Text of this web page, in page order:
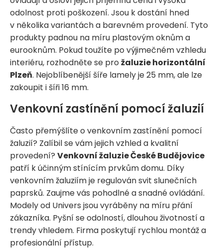
odolnost proti poškození. Jsou k dostání hned
v několika variantách a barevném provedení. Tyto
produkty padnou na míru plastovým oknům a
eurooknům. Pokud toužíte po výjimečném vzhledu
interiéru, rozhodněte se pro žaluzie horizontální
Plzeň. Nejoblíbenější šíře lamely je 25 mm, ale lze
zakoupit i šíři 16 mm.
Venkovní zastínění pomocí žaluzií
Často přemýšlíte o venkovním zastínění pomocí
žaluzií? Zalíbil se vám jejich vzhled a kvalitní
provedení? Venkovní žaluzie České Budějovice
patří k účinným stínícím prvkům domu. Díky
venkovním žaluziím je regulován svit slunečních
paprsků. Zaujme vás pohodlné a snadné ovládání.
Modely od Univers jsou vyráběny na míru přání
zákazníka. Pyšní se odolností, dlouhou životností a
trendy vhledem. Firma poskytují rychlou montáž a
profesionální přístup.